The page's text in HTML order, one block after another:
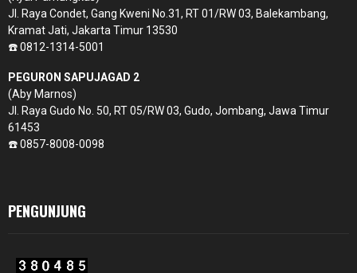
Jl. Raya Condet, Gang Kweni No.31, RT 01/RW 03, Balekambang,
Kramat Jati, Jakarta Timur 13530
☎️ 0812-1314-5001
PEGURON SAPUJAGAD 2
(Aby Marnos)
Jl. Raya Gudo No. 50, RT 05/RW 03, Gudo, Jombang, Jawa Timur
61453
☎️ 0857-8008-0098
PENGUNJUNG